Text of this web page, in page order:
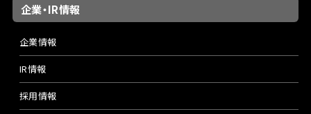
企業・IR情報
企業情報
IR情報
採用情報